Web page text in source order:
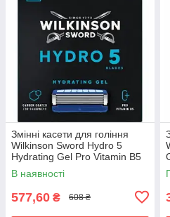
Змінні касети для гоління
Wilkinson Sword Hydro 5
Hydrating Gel Pro Vitamin B5
(8 шт.) 02885
В наявності
577,60 ₴ 608 ₴